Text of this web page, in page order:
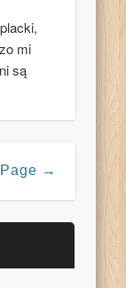
mi
są
→